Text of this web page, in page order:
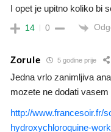
I opet je upitno koliko bi
14 0
Zorule 5 godine prije
Jedna vrlo zanimljiva
mozete ne dodati
http://www.francesoir.fr/
hydroxychloroquine-